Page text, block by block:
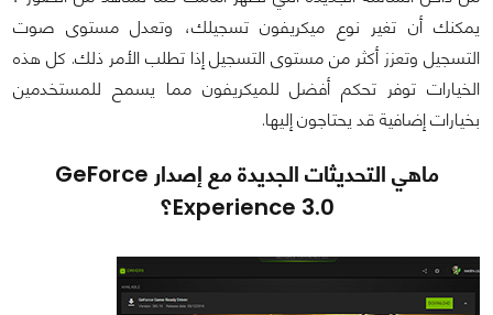
يمكنك أن تغير نوع ميكريفون تسجيلك، وتعدل مستوى صوت
التسجيل وتعزز أكثر من مستوى التسجيل إذا تطلب الأمر ذلك. كل هذه
الخيارات توفر تحكم أفضل للميكريفون مما يسمح للمستخدمين
بخيارات إضافية قد يحتاجون إليها.
ماهي التحديثات الجديدة مع إصدار GeForce
Experience 3.0؟